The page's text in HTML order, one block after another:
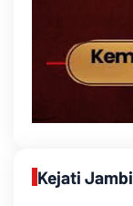
Kejati Jambi